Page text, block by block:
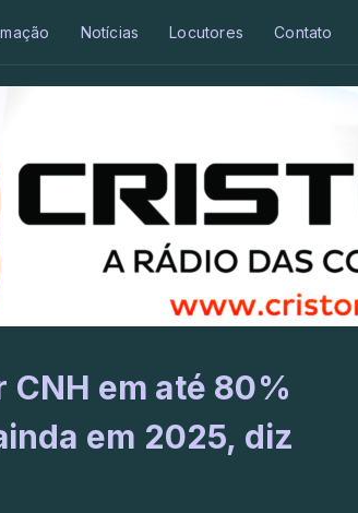
Notícias Locutores Contato
em até 80%
em 2025, diz